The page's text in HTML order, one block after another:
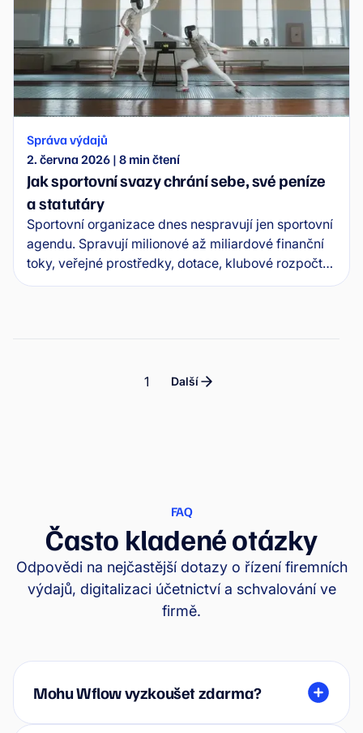
Správa výdajů
2. června 2026 | 8 min čtení
Jak sportovní svazy chrání sebe, své peníze
a statutáry
Sportovní organizace dnes nespravují jen sportovní
agendu. Spravují milionové až miliardové finanční
toky, veřejné prostředky, dotace, klubové rozpočty i
sponzorské peníze. A právě finance se stávají
1 Další
FAQ
Často kladené otázky
Odpovědi na nejčastější dotazy o řízení firemních
výdajů, digitalizaci účetnictví a schvalování ve
firmě.
Mohu Wflow vyzkoušet zdarma?